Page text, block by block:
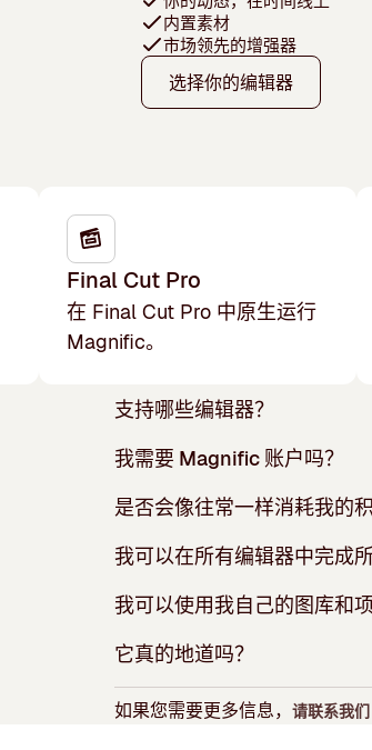
内置素材
市场领先的增强器
选择你的编辑器
Final Cut Pro
在 Final Cut Pro 中原生运行
Magnific。
支持哪些编辑器？
我需要 Magnific 账户吗？
是否会像往常一样消耗我的积
我可以在所有编辑器中完成
我可以使用我自己的图库和项
它真的地道吗？
如果您需要更多信息， 请联系我们